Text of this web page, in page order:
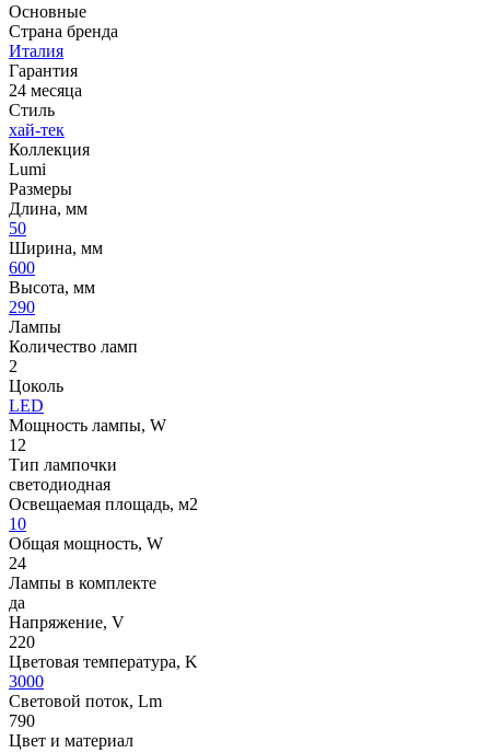
Основные
Страна бренда
Италия
Гарантия
24 месяца
Стиль
хай-тек
Коллекция
Lumi
Размеры
Длина, мм
50
Ширина, мм
600
Высота, мм
290
Лампы
Количество ламп
2
Цоколь
LED
Мощность лампы, W
12
Тип лампочки
светодиодная
Освещаемая площадь, м2
10
Общая мощность, W
24
Лампы в комплекте
да
Напряжение, V
220
Цветовая температура, K
3000
Световой поток, Lm
790
Цвет и материал